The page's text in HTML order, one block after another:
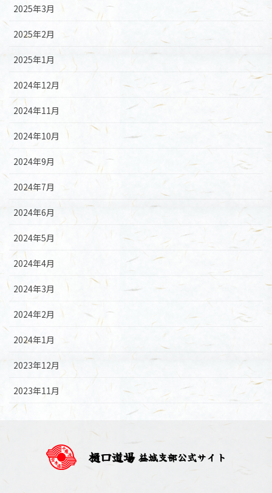
2025年3月
2025年2月
2025年1月
2024年12月
2024年11月
2024年10月
2024年9月
2024年7月
2024年6月
2024年5月
2024年4月
2024年3月
2024年2月
2024年1月
2023年12月
2023年11月
樋口道場 益城支部公式サイト